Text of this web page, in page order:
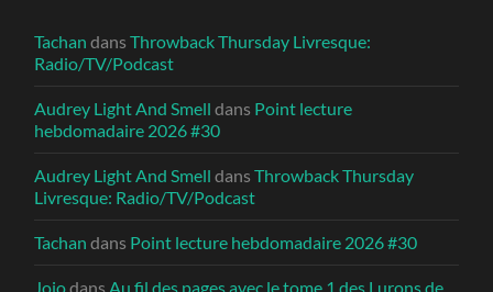
Tachan dansThrowback Thursday Livresque:
Radio/TV/Podcast
Audrey Light And Smell dans Point lecture
hebdomadaire 2026 #30
Audrey Light And Smell dansThrowback Thursday
Livresque: Radio/TV/Podcast
Tachan dans Point lecture hebdomadaire 2026 #30
JojodansAu fil des pages avec le tome 1 des Lurons de